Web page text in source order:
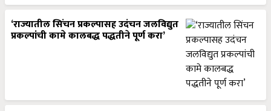
‘राज्यातील सिंचन प्रकल्पासह उदंचन जलविद्युत
प्रकल्पांची कामे कालबद्ध पद्धतीने पूर्ण करा’